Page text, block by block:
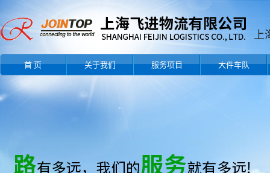
上
首 页 关于我们 服务项目 大件车队